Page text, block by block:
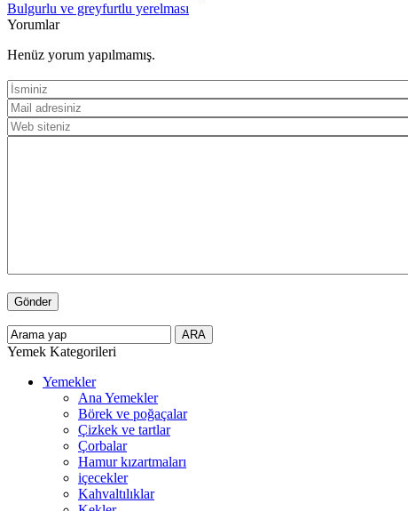
Bulgurlu ve greyfurtlu yerelması
Yorumlar
Henüz yorum yapılmamış.
Yemek Kategorileri
Yemekler
Ana Yemekler
Börek ve poğaçalar
Çizkek ve tartlar
Çorbalar
Hamur kızartmaları
içecekler
Kahvaltılıklar